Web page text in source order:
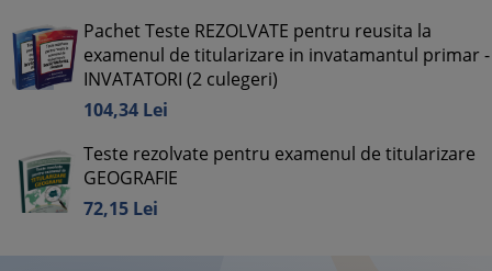
Pachet Teste REZOLVATE pentru reusita la
examenul de titularizare in invatamantul primar -
INVATATORI (2 culegeri)
104,34 Lei
Teste rezolvate pentru examenul de titularizare
GEOGRAFIE
72,15 Lei